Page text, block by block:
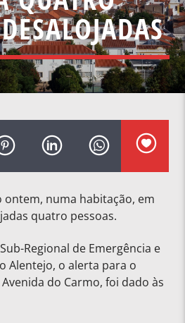
numa habitação, em
quatro pessoas.
Regional de Emergência e
Alentejo, o alerta para o
do Carmo, foi dado às